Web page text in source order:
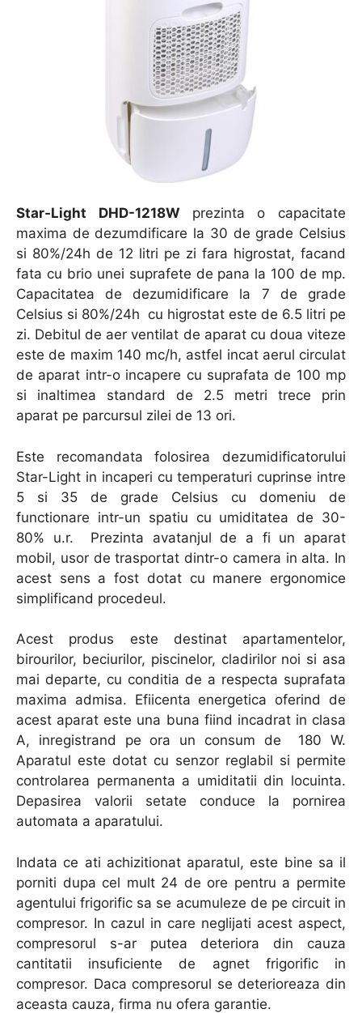
Star-Light DHD-1218W prezinta o capacitate
maxima de dezumdificare la 30 de grade Celsius
si 80%/24h de 12 litri pe zi fara higrostat, facand
fata cu brio unei suprafete de pana la 100 de mp.
Capacitatea de dezumidificare la 7 de grade
Celsius si 80%/24h cu higrostat este de 6.5 litri pe
zi. Debitul de aer ventilat de aparat cu doua viteze
este de maxim 140 mc/h, astfel incat aerul circulat
de aparat intr-o incapere cu suprafata de 100 mp
si inaltimea standard de 2.5 metri trece prin
aparat pe parcursul zilei de 13 ori.
Este recomandata folosirea dezumidificatorului
Star-Light in incaperi cu temperaturi cuprinse intre
5 si 35 de grade Celsius cu domeniu de
functionare intr-un spatiu cu umiditatea de 30-
80% u.r. Prezinta avatanjul de a fi un aparat
mobil, usor de trasportat dintr-o camera in alta. In
acest sens a fost dotat cu manere ergonomice
simplificand procedeul.
Acest produs este destinat apartamentelor,
birourilor, beciurilor, piscinelor, cladirilor noi si asa
mai departe, cu conditia de a respecta suprafata
maxima admisa. Efiicenta energetica oferind de
acest aparat este una buna fiind incadrat in clasa
A, inregistrand pe ora un consum de 180 W.
Aparatul este dotat cu senzor reglabil si permite
controlarea permanenta a umiditatii din locuinta.
Depasirea valorii setate conduce la pornirea
automata a aparatului.
Indata ce ati achizitionat aparatul, este bine sa il
porniti dupa cel mult 24 de ore pentru a permite
agentului frigorific sa se acumuleze de pe circuit in
compresor. In cazul in care neglijati acest aspect,
compresorul s-ar putea deteriora din cauza
cantitatii insuficiente de agnet frigorific in
compresor. Daca compresorul se deterioreaza din
aceasta cauza, firma nu ofera garantie.